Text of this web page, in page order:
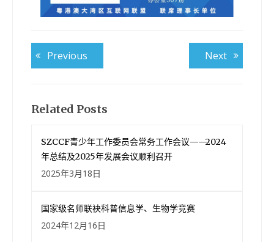
文
章
航
Previous NextNext
Related Posts
SZCCF青少年工作委员会常务工作会议——2024
年总结及2025年发展会议顺利召开
2025年3月18日
国家级名师联袂科普信息学、生物学竞赛
2024年12月16日